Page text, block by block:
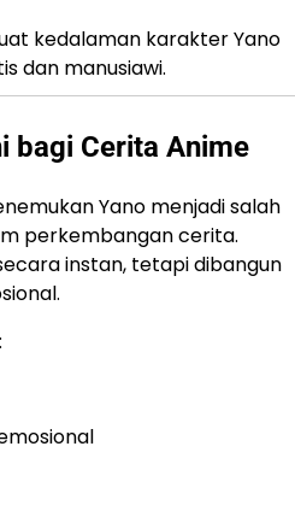
kedalaman karakter Yano
dan manusiawi.
bagi Cerita Anime
Yano menjadi salah
perkembangan cerita.
instan, tetapi dibangun